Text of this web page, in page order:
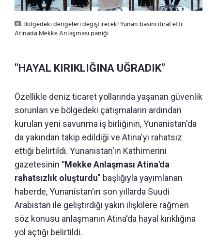
Bölgedeki dengeleri değiştirecek! Yunan basını itiraf etti:
Atinada Mekke Anlaşması paniği
"HAYAL KIRIKLIĞINA UĞRADIK"
Özellikle deniz ticaret yollarında yaşanan güvenlik
sorunları ve bölgedeki çatışmaların ardından
kurulan yeni savunma iş birliğinin, Yunanistan'da
da yakından takip edildiği ve Atina'yı rahatsız
ettiği belirtildi. Yunanistan'ın Kathimerini
gazetesinin "Mekke Anlaşması Atina'da
rahatsızlık oluşturdu" başlığıyla yayımlanan
haberde, Yunanistan'ın son yıllarda Suudi
Arabistan ile geliştirdiği yakın ilişkilere rağmen
söz konusu anlaşmanın Atina'da hayal kırıklığına
yol açtığı belirtildi.